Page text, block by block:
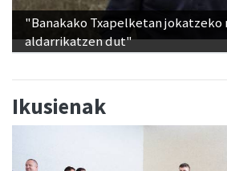
"Banakako Txapelketan jokatzeko
aldarrikatzen dut"
Ikusienak